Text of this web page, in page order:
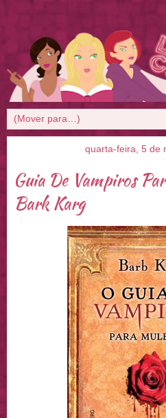
quarta-feira, 5 de
Guia De Vampiros
Bark Karg